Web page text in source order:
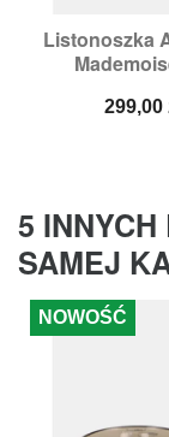
Listonoszka
Cena
299,00
5
SAMEJ
NOWOŚĆ